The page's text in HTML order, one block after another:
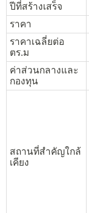
ปีที่สร้างเสร็จ
ราคา
ราคาเฉลี่ยต่อ
ตร.ม
ค่าส่วนกลางและ
กองทุน
สถานที่สำคัญใกล้
เคียง